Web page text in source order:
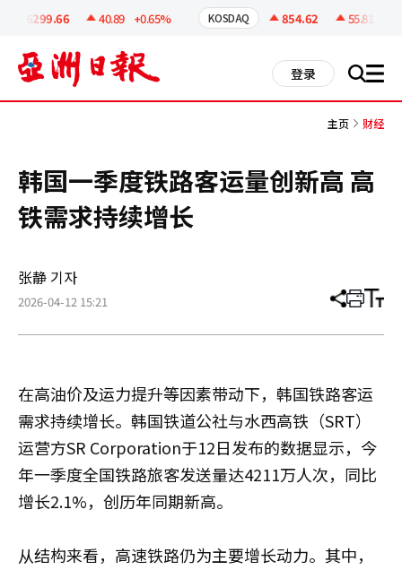
6299.66 40.89 +0.65% KOSDAQ 854.62 55.81
登录 搜 all
主页 财经
韩国一季度铁路客运量创新高 高
铁需求持续增长
张静 기자
2026-04-12 15:21 分
章
打 调
小
在高油价及运力提升等因素带动下，韩国铁路客运
需求持续增长。韩国铁道公社与水西高铁（SRT）
运营方SR Corporation于12日发布的数据显示，今
年一季度全国铁路旅客发送量达4211万人次，同比
增长2.1%，创历年同期新高。
从结构来看，高速铁路仍为主要增长动力。其中，